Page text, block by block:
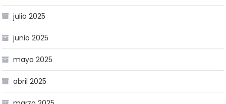
julio 2025
junio 2025
mayo 2025
abril 2025